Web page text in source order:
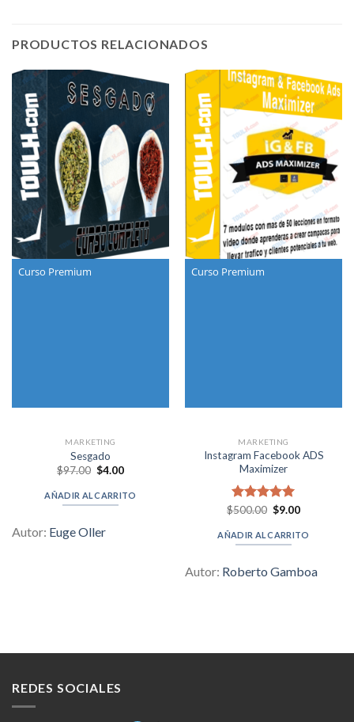
PRODUCTOS RELACIONADOS
Curso Premium
MARKETING
Sesgado
$97.00 Original
was:
$97.00.
$4.00Current
is:
$4.00.
AÑADIR AL CARRITO
Autor: Euge Oller
Curso Premium
MARKETING
Instagram Facebook ADS
Maximizer
Valorado en
$500.00 Original
was:
$500.00.
$9.00Current
is:
$9.00.
AÑADIR AL CARRITO
Autor: Roberto Gamboa
REDES SOCIALES